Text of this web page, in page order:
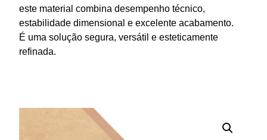
este material combina desempenho técnico,
estabilidade dimensional e excelente acabamento.
É uma solução segura, versátil e esteticamente
refinada.